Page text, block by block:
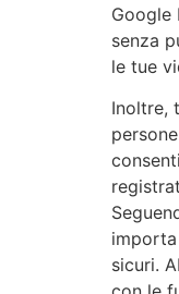
Google
senza
le tue
Inoltre,
sicuri.